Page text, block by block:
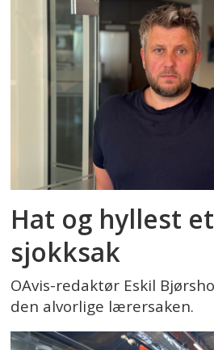
Hat og hyllest
sjokksak
OAvis-redaktør Eskil
den alvorlige lærersaken.